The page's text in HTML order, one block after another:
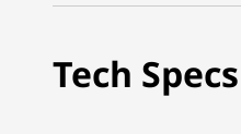
Tech Specs